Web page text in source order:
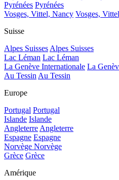
Pyrénées Pyrénées
Vosges, Vittel, Nancy Vosges,
Suisse
Alpes Suisses Alpes Suisses
Lac Léman Lac Léman
La Genève Internationale La
Au Tessin Au Tessin
Europe
Portugal Portugal
Islande Islande
Angleterre Angleterre
Espagne Espagne
Norvège Norvège
Grèce Grèce
Amérique